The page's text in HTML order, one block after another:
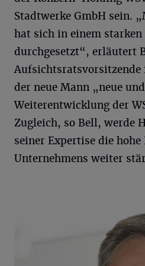
Stadtwerke GmbH sein.
hat sich in einem starken
durchgesetzt“, erläutert
Aufsichtsratsvorsitzende
der neue Mann „neue
Weiterentwicklung der
Zugleich, so Bell, werde
seiner Expertise die
Unternehmens weiter